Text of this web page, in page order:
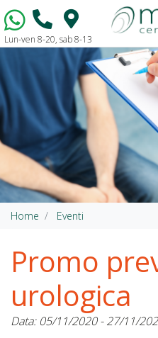
Vai al contenuto
Lun-ven 8-20, sab 8-13
Home Eventi
Promo
urologica
Data: 05/11/2020 - 27/11/